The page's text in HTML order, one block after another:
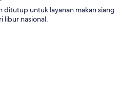
ditutup untuk layanan makan siang
libur nasional.